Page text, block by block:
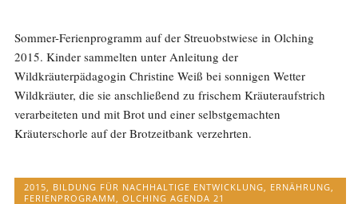
Sommer-Ferienprogramm auf der Streuobstwiese in Olching
2015. Kinder sammelten unter Anleitung der
Wildkräuterpädagogin Christine Weiß bei sonnigen Wetter
Wildkräuter, die sie anschließend zu frischem Kräuteraufstrich
verarbeiteten und mit Brot und einer selbstgemachten
Kräuterschorle auf der Brotzeitbank verzehrten.
2015, BILDUNG FÜR NACHHALTIGE ENTWICKLUNG, ERNÄHRUNG,
FERIENPROGRAMM,OLCHING AGENDA 21